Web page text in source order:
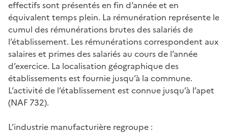
effectifs sont présentés en fin d’année et en
équivalent temps plein. La rémunération représente le
cumul des rémunérations brutes des salariés de
l’établissement. Les rémunérations correspondent aux
salaires et primes des salariés au cours de l’année
d’exercice. La localisation géographique des
établissements est fournie jusqu’à la commune.
L’activité de l’établissement est connue jusqu’à l’apet
(NAF 732).
L’industrie manufacturière regroupe :